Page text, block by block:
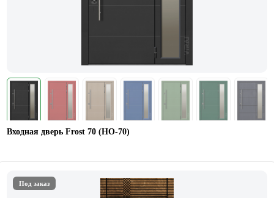
Входная дверь Frost 70 (НO-70)
Под заказ